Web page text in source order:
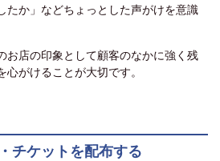
たか」などちょっとした声がけを意識
お店の印象として顧客のなかに強く残
がけることが大切です。
チケットを配布する